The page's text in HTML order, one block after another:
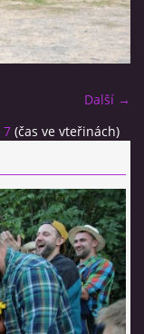
Další →
7 (čas ve vteřinách)